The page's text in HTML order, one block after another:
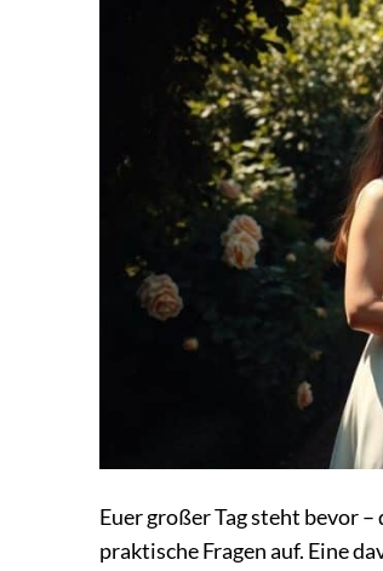
Euer großer Tag steht bevor
praktische Fragen auf. Eine